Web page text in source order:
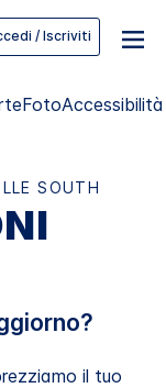
/ Iscriviti
FotoAccessibilità
SOUTH
il tuo